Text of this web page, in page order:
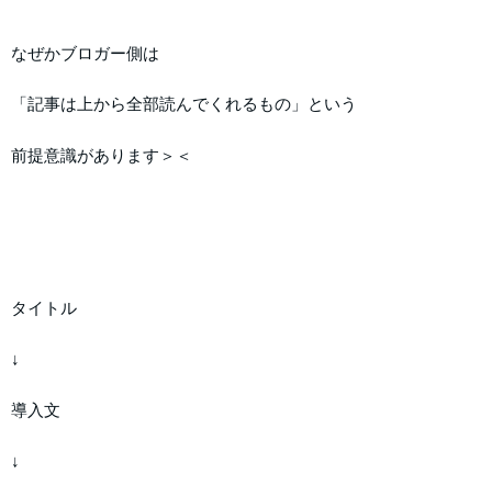
なぜかブロガー側は
「記事は上から全部読んでくれるもの」という
前提意識があります＞＜
タイトル
↓
導入文
↓